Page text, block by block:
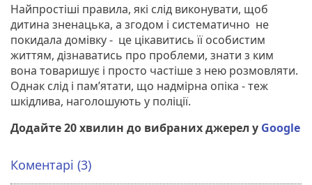
Найпростіші правила, які слід виконувати, щоб
дитина зненацька, а згодом і систематично не
покидала домівку - це цікавитись її особистим
життям, дізнаватись про проблеми, знати з ким
вона товаришує і просто частіше з нею розмовляти.
Однак слід і пам’ятати, що надмірна опіка - теж
шкідлива, наголошують у поліції.
Додайте 20 хвилин до вибраних джерел у Google
Коментарі (3)